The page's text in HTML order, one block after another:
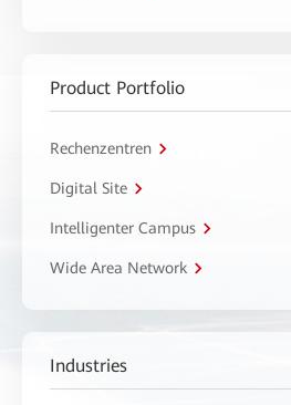
Product Portfolio
Rechenzentren
Digital Site
Intelligenter Campus
Wide Area Network
Industries